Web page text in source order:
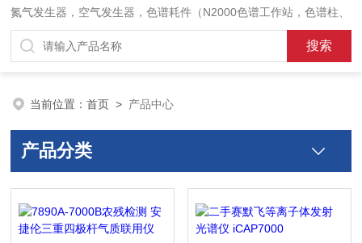
氮气发生器，空气发生器，色谱耗件（N2000色谱工作站，色谱柱、
阀件、进样器、色谱担体），顶空进样器，热解析仪，紫外分光光度
计，原子吸收分光光度计，傅立叶红外光谱仪，分析天平等常规实验
当前位置：首页 > 产品中心
产品分类